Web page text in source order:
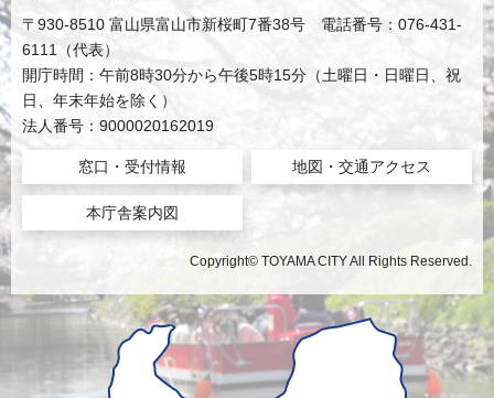
〒930-8510 富山県富山市新桜町7番38号 電話番号：076-431-
6111（代表）
開庁時間：午前8時30分から午後5時15分（土曜日・日曜日、祝
日、年末年始を除く）
法人番号：9000020162019
窓口・受付情報 地図・交通アクセス
本庁舎案内図
Copyright© TOYAMA CITY All Rights Reserved.